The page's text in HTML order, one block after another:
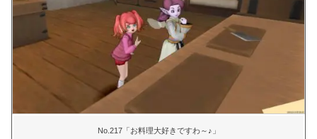
No.217「お料理大好きですわ～♪」